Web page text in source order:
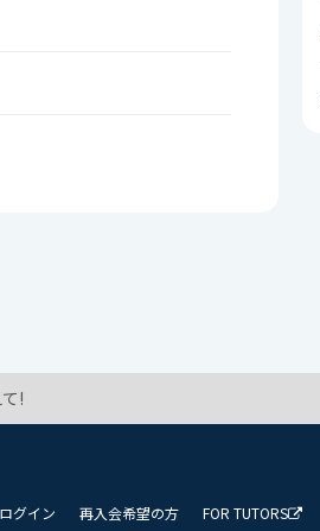
!
ログイン 再入会希望の方 FOR TUTORS